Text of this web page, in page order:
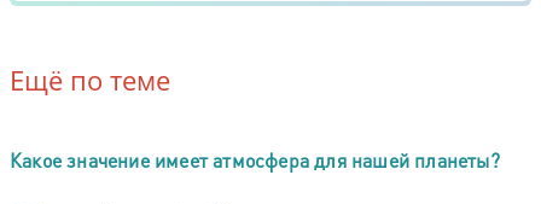
Ещё по теме
Какое значение имеет атмосфера для нашей планеты?